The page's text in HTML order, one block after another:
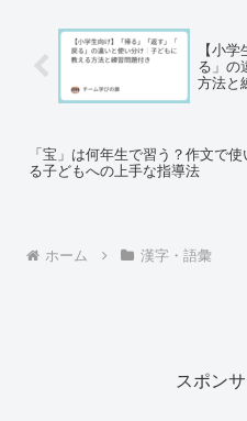
【小
る」の
方法と
「宝」は何年生で習う？作文で
る子どもへの上手な指導法
ホーム 漢字・語彙
スポン